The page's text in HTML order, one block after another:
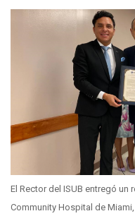
El Rector del ISUB entregó
Community Hospital de Miami,